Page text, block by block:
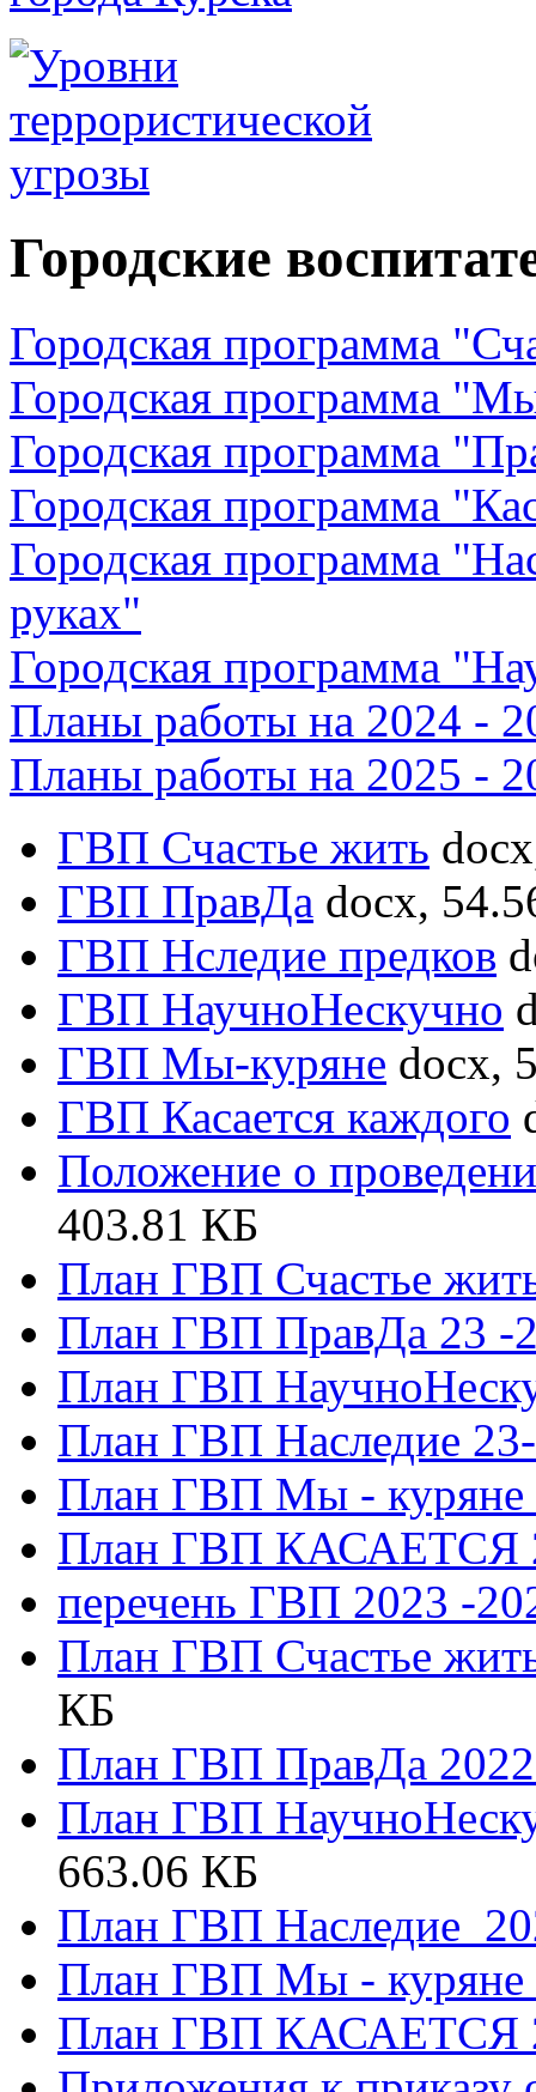
Городские
Городская программа
Городская программа
Городская программа
Городская программа
Городская программа
руках"
Городская программа
Планы работы на 2024 -
Планы работы на 2025 -
ГВП Счастье жить
ГВП ПравДа docx,
ГВП Нследие предков
ГВП НаучноНескучно
ГВП Мы-куряне docx,
ГВП Касается каждого
Положение о
403.81 КБ
План ГВП Счастье
План ГВП ПравДа 23 -
План ГВП
План ГВП Наследие
План ГВП Мы - куряне
План ГВП КАСАЕТСЯ
перечень ГВП 2023 -
План ГВП Счастье
КБ
План ГВП ПравДа
План ГВП
663.06 КБ
План ГВП
План ГВП Мы - куряне
План ГВП КАСАЕТСЯ